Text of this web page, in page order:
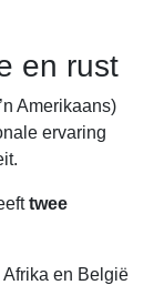
en rust
Amerikaans)
ervaring
twee
en België